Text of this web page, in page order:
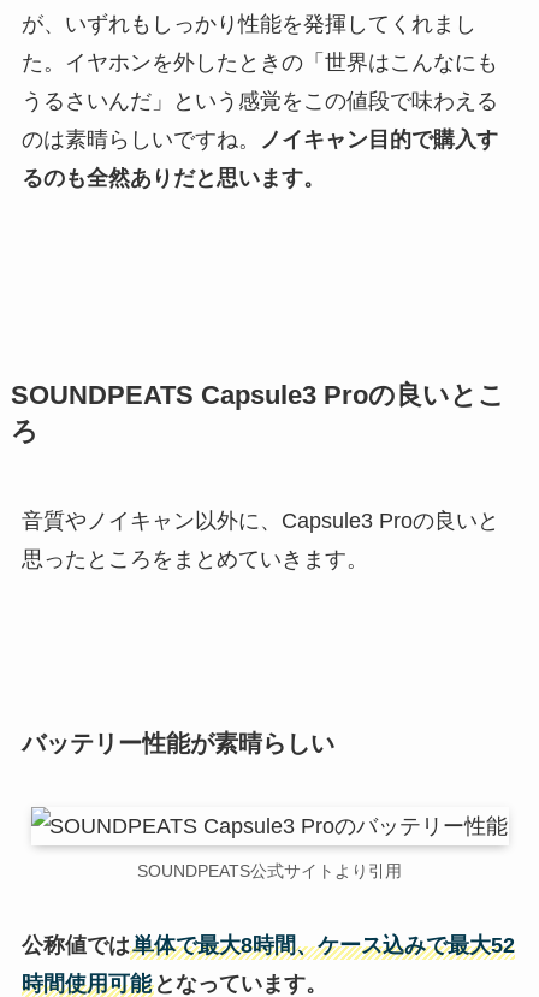
が、いずれもしっかり性能を発揮してくれまし
た。イヤホンを外したときの「世界はこんなにも
うるさいんだ」という感覚をこの値段で味わえる
のは素晴らしいですね。
ノイキャン目的で購入す
るのも全然ありだと思います。
SOUNDPEATS Capsule3 Proの良いとこ
ろ
音質やノイキャン以外に、Capsule3 Proの良いと
思ったところをまとめていきます。
バッテリー性能が素晴らしい
SOUNDPEATS公式サイトより引用
公称値では単体で最大8時間、ケース込みで最大52
時間使用可能となっています。